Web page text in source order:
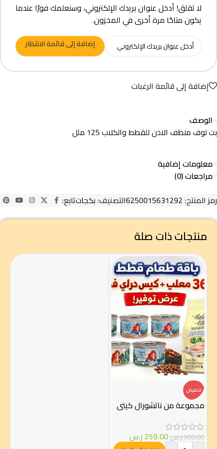
لا تقلق! أدخل عنوان بريدك الإلكتروني، وسنعلمك فورًا عندما
يكون متاحًا مرة أخرى في المخزون.
إضافة إلى قائمة الانتظار
إضافة إلى قائمة الرغبات
الوصف
بت لوف منظف الاذن للقطط والكلاب 125 ملل
معلومات إضافية
مراجعات (0)
رمز المنتج: 6250015631292التصنيف: بكجاتتابع:
منتجات ذات صلة
تخفيض
مجموعة من ناتشورال كيتي
306.00ر.س259.00ر.س